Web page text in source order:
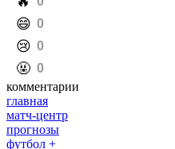
️😄 0
️😢 0
️🤬 0
комментарии